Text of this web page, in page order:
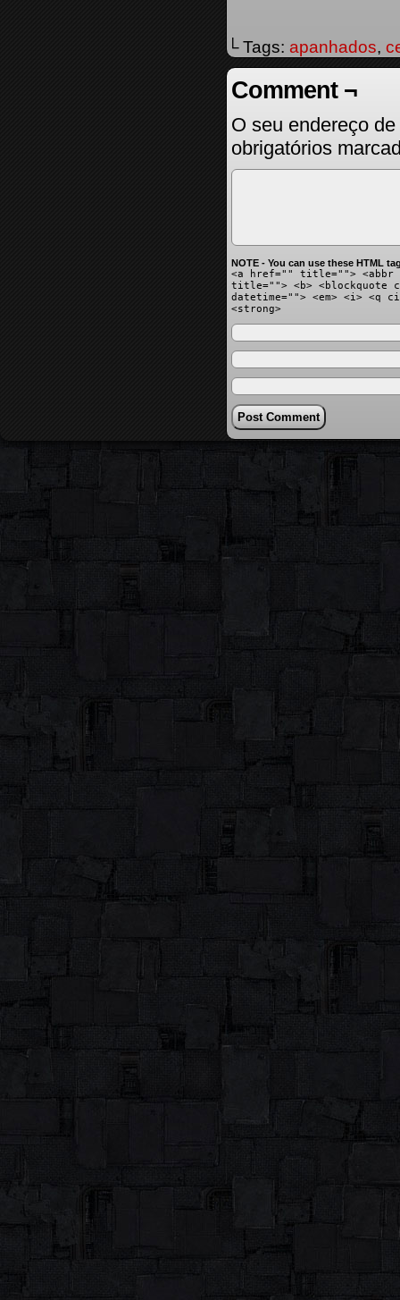
└ Tags: apanhados,
Comment ¬
O seu endereço
obrigatórios
NOTE - You can use these HTML
<a href="" title=""> <abbr
title=""> <b> <blockquote
datetime=""> <em> <i> <q
<strong>